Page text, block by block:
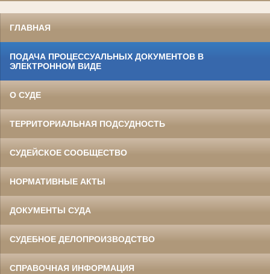
ГЛАВНАЯ
ПОДАЧА ПРОЦЕССУАЛЬНЫХ ДОКУМЕНТОВ В
ЭЛЕКТРОННОМ ВИДЕ
О СУДЕ
ТЕРРИТОРИАЛЬНАЯ ПОДСУДНОСТЬ
СУДЕЙСКОЕ СООБЩЕСТВО
НОРМАТИВНЫЕ АКТЫ
ДОКУМЕНТЫ СУДА
СУДЕБНОЕ ДЕЛОПРОИЗВОДСТВО
СПРАВОЧНАЯ ИНФОРМАЦИЯ